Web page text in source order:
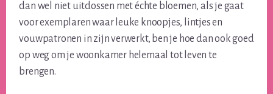
dan wel niet uitdossen met échte bloemen, als je gaat
voor exemplaren waar leuke knoopjes, lintjes en
vouwpatronen in zijn verwerkt, ben je hoe dan ook goed
op weg om je woonkamer helemaal tot leven te
brengen.